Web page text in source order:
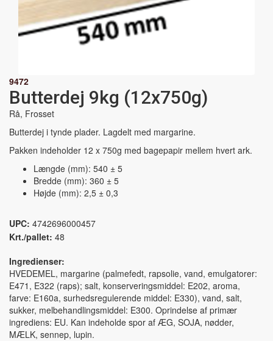
9472
Butterdej 9kg (12x750g)
Rå, Frosset
Butterdej i tynde plader. Lagdelt med margarine.
Pakken indeholder 12 x 750g med bagepapir mellem hvert ark.
Længde (mm): 540 ± 5
Bredde (mm): 360 ± 5
Højde (mm): 2,5 ± 0,3
UPC: 4742696000457
Krt./pallet: 48
Ingredienser:
HVEDEMEL, margarine (palmefedt, rapsolie, vand, emulgatorer:
E471, E322 (raps); salt, konserveringsmiddel: E202, aroma,
farve: E160a, surhedsregulerende middel: E330), vand, salt,
sukker, melbehandlingsmiddel: E300. Oprindelse af primær
ingrediens: EU. Kan indeholde spor af ÆG, SOJA, nødder,
MÆLK, sennep, lupin.